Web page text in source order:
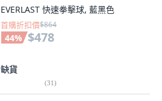
EVERLAST 快速拳擊球, 藍黑色
首購折扣價$864
44% $478
缺貨
(31)